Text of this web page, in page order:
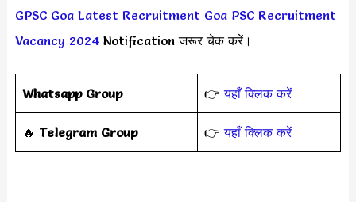
GPSC Goa Latest Recruitment Goa PSC Recruitment
Vacancy 2024 Notification जरूर चेक करें।
Whatsapp Group 👉यहाँ क्लिक करें
‎️‍🔥 Telegram Group 👉यहाँ क्लिक करें